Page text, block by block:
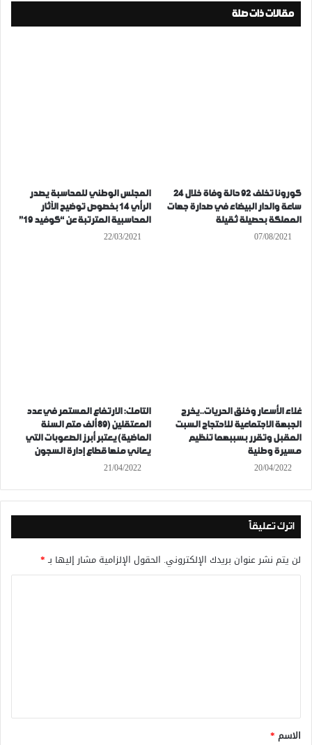
مقالات ذات صلة
كورونا تخلف 92 حالة وفاة خلال 24
ساعة والدار البيضاء في صدارة جهات
المملكة بحصيلة ثقيلة
07/08/2021
المجلس الوطني للمحاسبة يصدر
الرأي 14 بخصوص توضيح الآثار
المحاسبية المترتبة عن “كوفيد 19”
22/03/2021
غلاء الأسعار وخنق الحريات..يخرج
الجبهة الاجتماعية للاحتجاج السبت
المقبل وتقرر بسببهما تنظيم
مسيرة وطنية
20/04/2022
التامك: الارتفاع المستمر في عدد
المعتقلين (89 ألف متم السنة
الماضية) يعتبر أبرز الصعوبات التي
يعاني منها قطاع إدارة السجون
21/04/2022
اترك تعليقاً
لن يتم نشر عنوان بريدك الإلكتروني. الحقول الإلزامية مشار إليها بـ*
*
الاسم *